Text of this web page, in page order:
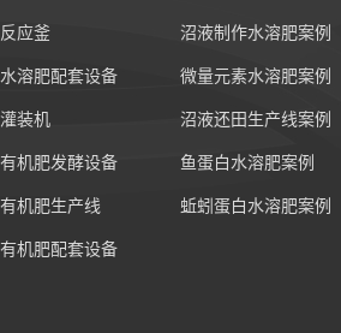
反应釜
水溶肥配套设备
灌装机
有机肥发酵设备
有机肥生产线
有机肥配套设备
沼液制作水溶肥案例
微量元素水溶肥案例
沼液还田生产线案例
鱼蛋白水溶肥案例
蚯蚓蛋白水溶肥案例